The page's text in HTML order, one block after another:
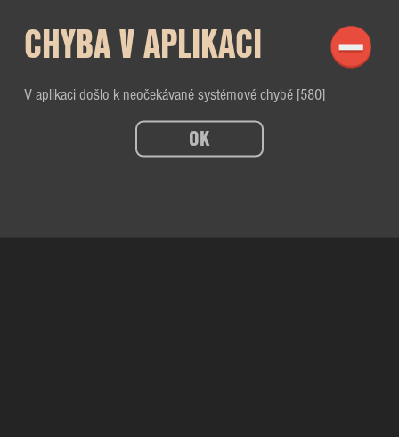
CHYBA V APLIKACI
V aplikaci došlo k neočekávané systémové chybě [580]
OK